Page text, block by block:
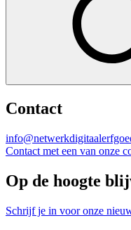
Contact
Contact met een van onze
Op de hoogte
Schrijf je in voor onze